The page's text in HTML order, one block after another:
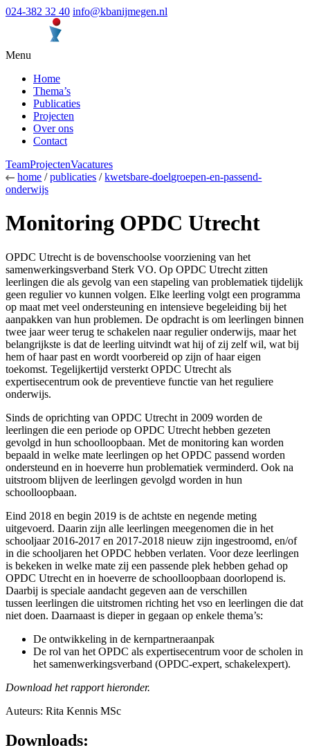
024-382 32 40 info@kbanijmegen.nl
Menu
Home
Thema’s
Publicaties
Projecten
Over ons
Contact
TeamProjectenVacatures
home /publicaties /kwetsbare-doelgroepen-en-passend-
onderwijs
Monitoring OPDC Utrecht
OPDC Utrecht is de bovenschoolse voorziening van het
samenwerkingsverband Sterk VO. Op OPDC Utrecht zitten
leerlingen die als gevolg van een stapeling van problematiek tijdelijk
geen regulier vo kunnen volgen. Elke leerling volgt een programma
op maat met veel ondersteuning en intensieve begeleiding bij het
aanpakken van hun problemen. De opdracht is om leerlingen binnen
twee jaar weer terug te schakelen naar regulier onderwijs, maar het
belangrijkste is dat de leerling uitvindt wat hij of zij zelf wil, wat bij
hem of haar past en wordt voorbereid op zijn of haar eigen
toekomst. Tegelijkertijd versterkt OPDC Utrecht als
expertisecentrum ook de preventieve functie van het reguliere
onderwijs.
Sinds de oprichting van OPDC Utrecht in 2009 worden de
leerlingen die een periode op OPDC Utrecht hebben gezeten
gevolgd in hun schoolloopbaan. Met de monitoring kan worden
bepaald in welke mate leerlingen op het OPDC passend worden
ondersteund en in hoeverre hun problematiek verminderd. Ook na
uitstroom blijven de leerlingen gevolgd worden in hun
schoolloopbaan.
Eind 2018 en begin 2019 is de achtste en negende meting
uitgevoerd. Daarin zijn alle leerlingen meegenomen die in het
schooljaar 2016-2017 en 2017-2018 nieuw zijn ingestroomd, en/of
in die schooljaren het OPDC hebben verlaten. Voor deze leerlingen
is bekeken in welke mate zij een passende plek hebben gehad op
OPDC Utrecht en in hoeverre de schoolloopbaan doorlopend is.
Daarbij is speciale aandacht gegeven aan de verschillen
tussen leerlingen die uitstromen richting het vso en leerlingen die dat
niet doen. Daarnaast is dieper in gegaan op enkele thema’s:
De ontwikkeling in de kernpartneraanpak
De rol van het OPDC als expertisecentrum voor de scholen in
het samenwerkingsverband (OPDC-expert, schakelexpert).
Download het rapport hieronder.
Auteurs: Rita Kennis MSc
Downloads: